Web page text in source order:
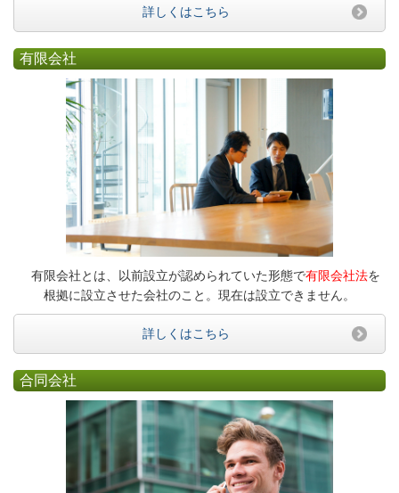
詳しくはこちら
有限会社
有限会社とは、以前設立が認められていた形態で有限会社法を
根拠に設立させた会社のこと。現在は設立できません。
詳しくはこちら
合同会社